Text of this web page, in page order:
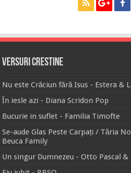
Versuri Crestine
Nu este Crăciun fără Isus - Estera &
În iesle azi - Diana Scridon Pop
Bucurie in suflet - Familia Timofte
Se-aude Glas Peste Carpați / Tăria
Beuca Family
Un singur Dumnezeu - Otto Pascal &